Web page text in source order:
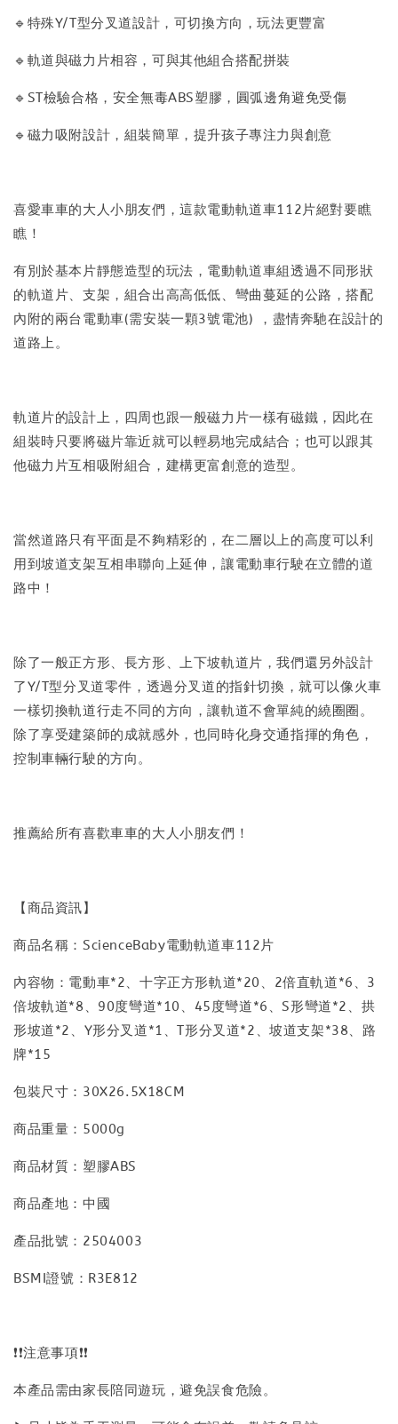
🔹特殊Y/T型分叉道設計，可切換方向，玩法更豐富
🔹軌道與磁力片相容，可與其他組合搭配拼裝
🔹ST檢驗合格，安全無毒ABS塑膠，圓弧邊角避免受傷
🔹磁力吸附設計，組裝簡單，提升孩子專注力與創意
喜愛車車的大人小朋友們，這款電動軌道車112片絕對要瞧
瞧！
有別於基本片靜態造型的玩法，電動軌道車組透過不同形狀
的軌道片、支架，組合出高高低低、彎曲蔓延的公路，搭配
內附的兩台電動車(需安裝一顆3號電池) ，盡情奔馳在設計的
道路上。
軌道片的設計上，四周也跟一般磁力片一樣有磁鐵，因此在
組裝時只要將磁片靠近就可以輕易地完成結合；也可以跟其
他磁力片互相吸附組合，建構更富創意的造型。
當然道路只有平面是不夠精彩的，在二層以上的高度可以利
用到坡道支架互相串聯向上延伸，讓電動車行駛在立體的道
路中！
除了一般正方形、長方形、上下坡軌道片，我們還另外設計
了Y/T型分叉道零件，透過分叉道的指針切換，就可以像火車
一樣切換軌道行走不同的方向，讓軌道不會單純的繞圈圈。
除了享受建築師的成就感外，也同時化身交通指揮的角色，
控制車輛行駛的方向。
推薦給所有喜歡車車的大人小朋友們！
【商品資訊】
商品名稱：ScienceBaby電動軌道車112片
內容物：電動車*2、十字正方形軌道*20、2倍直軌道*6、3
倍坡軌道*8、90度彎道*10、45度彎道*6、S形彎道*2、拱
形坡道*2、Y形分叉道*1、T形分叉道*2、坡道支架*38、路
牌*15
包裝尺寸：30X26.5X18CM
商品重量：5000g
商品材質：塑膠ABS
商品產地：中國
產品批號：2504003
BSMI證號：R3E812
❗❗注意事項❗❗
本產品需由家長陪同遊玩，避免誤食危險。